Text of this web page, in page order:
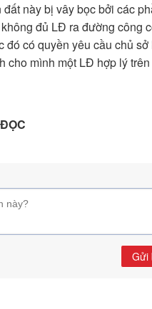
này bị vây bọc bởi các
đủ LĐ ra đường công
đó có quyền yêu cầu chủ
cho mình một LĐ hợp lý
Gửi